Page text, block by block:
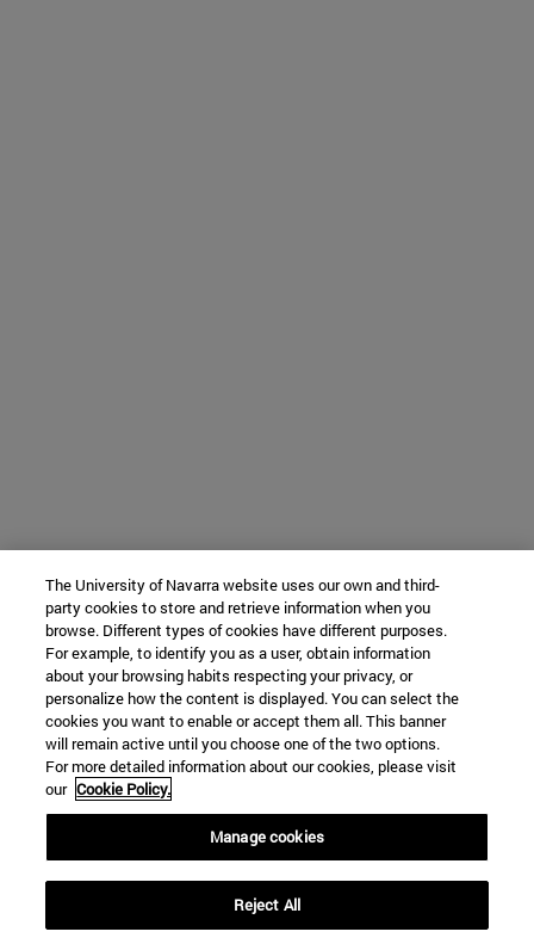
The University of Navarra website uses our own and third-
party cookies to store and retrieve information when you
browse. Different types of cookies have different purposes.
For example, to identify you as a user, obtain information
about your browsing habits respecting your privacy, or
personalize how the content is displayed. You can select the
cookies you want to enable or accept them all. This banner
will remain active until you choose one of the two options.
For more detailed information about our cookies, please visit
our Cookie Policy.
Manage cookies
Reject All